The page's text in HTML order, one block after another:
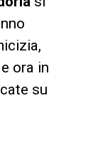
ora in
su